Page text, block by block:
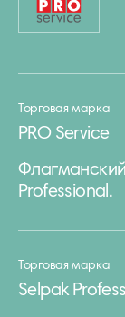
Торговая марка
PRO Service
Professional.
Торговая марка
Selpak